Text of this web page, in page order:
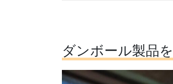
ダンボール製品